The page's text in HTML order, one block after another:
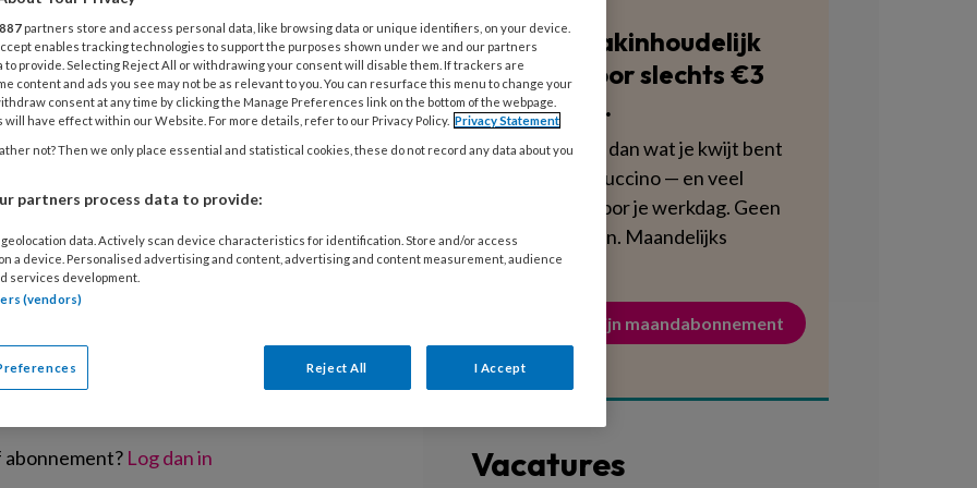
is verder gestegen. 71
heeft nu een tekort aan
15 procent sinds mei. In de bso
groter.
lezen?
lees 2 artikelen gratis per maand
Log dan in
Blijf vakinhoudelijk
scherp voor slechts €3
per week.
Dat is minder dan wat je kwijt bent
aan een cappuccino — en veel
voedzamer voor je werkdag. Geen
verplichtingen. Maandelijks
opzegbaar.
Activeer mijn maandabonnement
Vacatures
887 partners store and access personal data, like browsing data or unique identifiers, on your device.
enables tracking technologies to support the purposes shown under we and our partners
to provide. Selecting Reject All or withdrawing your consent will disable them. If trackers are
content and ads you see may not be as relevant to you. You can resurface this menu to change your
consent at any time by clicking the Manage Preferences link on the bottom of the webpage.
will have effect within our Website. For more details, refer to our Privacy Policy. Privacy Statement
not? Then we only place essential and statistical cookies, these do not record any data about you
partners process data to provide:
data. Actively scan device characteristics for identification. Store and/or access
a device. Personalised advertising and content, advertising and content measurement, audience
services development.
(vendors)
Reject All I Accept